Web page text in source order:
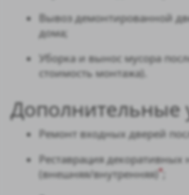
Вывоз демонтированной
дома;
Уборка и вынос мусора
стоимость монтажа).
Дополнительные
Ремонт входных дверей
Реставрация
(внешняя/внутренняя)*